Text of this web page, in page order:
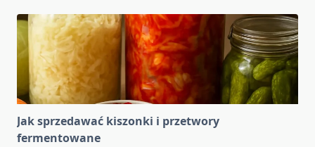
Jak sprzedawać kiszonki i przetwory
fermentowane